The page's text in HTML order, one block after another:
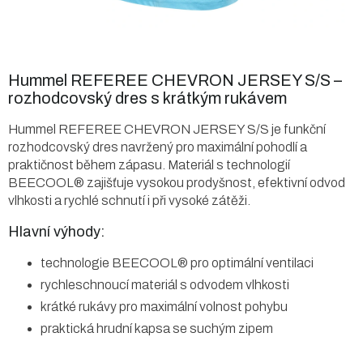
Hummel REFEREE CHEVRON JERSEY S/S –
rozhodcovský dres s krátkým rukávem
Hummel REFEREE CHEVRON JERSEY S/S je funkční
rozhodcovský dres navržený pro maximální pohodlí a
praktičnost během zápasu. Materiál s technologií
BEECOOL® zajišťuje vysokou prodyšnost, efektivní odvod
vlhkosti a rychlé schnutí i při vysoké zátěži.
Hlavní výhody:
technologie BEECOOL® pro optimální ventilaci
rychleschnoucí materiál s odvodem vlhkosti
krátké rukávy pro maximální volnost pohybu
praktická hrudní kapsa se suchým zipem